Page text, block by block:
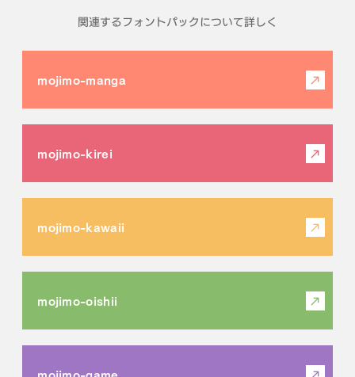
関連するフォントパックについて詳しく
mojimo-manga
mojimo-kirei
mojimo-kawaii
mojimo-oishii